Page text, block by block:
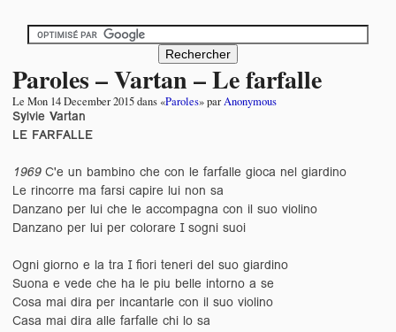
Paroles – Vartan – Le farfalle
Le Mon 14 December 2015dans «Paroles» parAnonymous
Sylvie Vartan
LE FARFALLE
1969C'e un bambino che con le farfalle gioca nel giardino
Le rincorre ma farsi capire lui non sa
Danzano per lui che le accompagna con il suo violino
Danzano per lui per colorare I sogni suoi
Ogni giorno e la tra I fiori teneri del suo giardino
Suona e vede che ha le piu belle intorno a se
Cosa mai dira per incantarle con il suo violino
Casa mai dira alle farfalle chi lo sa